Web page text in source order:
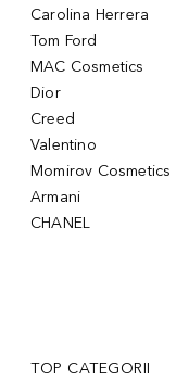
Carolina Herrera
Tom Ford
MAC Cosmetics
Dior
Creed
Valentino
Momirov Cosmetics
Armani
CHANEL
TOP CATEGORII